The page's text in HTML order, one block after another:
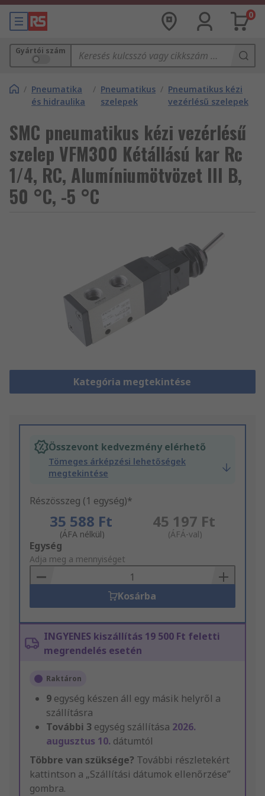
0
Gyártói szám
/ Pneumatika
és hidraulika
/ Pneumatikus
szelepek
/ Pneumatikus kézi
vezérlésű szelepek
SMC pneumatikus kézi vezérlésű
szelep VFM300 Kétállású kar Rc
1/4, RC, Alumíniumötvözet III B,
50 °C, -5 °C
Kategória megtekintése
Összevont kedvezmény elérhető
Tömeges árképzési lehetőségek
megtekintése
Részösszeg (1 egység)*
35 588 Ft
(ÁFA nélkül)
45 197 Ft
(ÁFÁ-val)
Add
to
Basket
Egység
Adja meg a mennyiséget
Kosárba
INGYENES kiszállítás 19 500 Ft feletti
megrendelés esetén
Raktáron
9 egység készen áll egy másik helyről a
szállításra
További 3 egység szállítása 2026.
augusztus 10. dátumtól
Többre van szüksége? További részletekért
kattintson a „Szállítási dátumok ellenőrzése”
gombra.